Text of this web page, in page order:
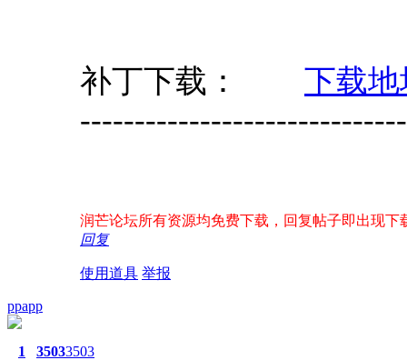
补丁下载： 下载
润芒论坛所有资源均免费下载，回复帖子即出现下
回复
使用道具 举报
ppapp
1 35033503